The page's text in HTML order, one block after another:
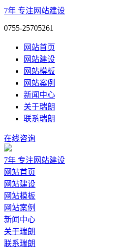
7年 专注网站建设
0755-25705261
网站首页
网站建设
网站模板
网站案例
新闻中心
关于瑞朗
联系瑞朗
在线咨询
7年 专注网站建设
网站首页
网站建设
网站模板
网站案例
新闻中心
关于瑞朗
联系瑞朗